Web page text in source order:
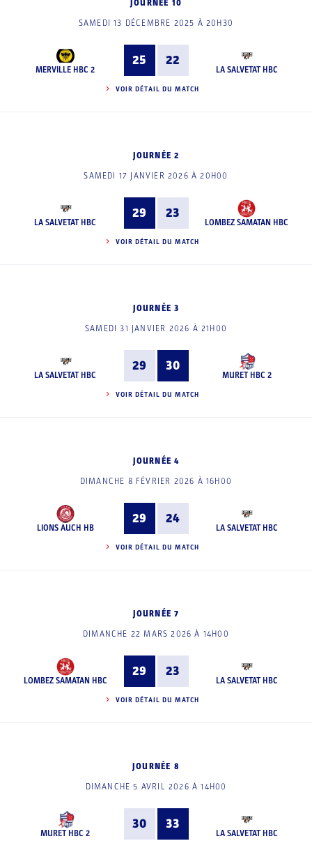
JOURNÉE 10
SAMEDI 13 DÉCEMBRE 2025 À 20H30
MERVILLE HBC 2
25 22
LA SALVETAT HBC
VOIR DÉTAIL DU MATCH
JOURNÉE 2
SAMEDI 17 JANVIER 2026 À 20H00
LA SALVETAT HBC
29 23
LOMBEZ SAMATAN HBC
VOIR DÉTAIL DU MATCH
JOURNÉE 3
SAMEDI 31 JANVIER 2026 À 21H00
LA SALVETAT HBC
29 30
MURET HBC 2
VOIR DÉTAIL DU MATCH
JOURNÉE 4
DIMANCHE 8 FÉVRIER 2026 À 16H00
LIONS AUCH HB
29 24
LA SALVETAT HBC
VOIR DÉTAIL DU MATCH
JOURNÉE 7
DIMANCHE 22 MARS 2026 À 14H00
LOMBEZ SAMATAN HBC
29 23
LA SALVETAT HBC
VOIR DÉTAIL DU MATCH
JOURNÉE 8
DIMANCHE 5 AVRIL 2026 À 14H00
MURET HBC 2
30 33
LA SALVETAT HBC